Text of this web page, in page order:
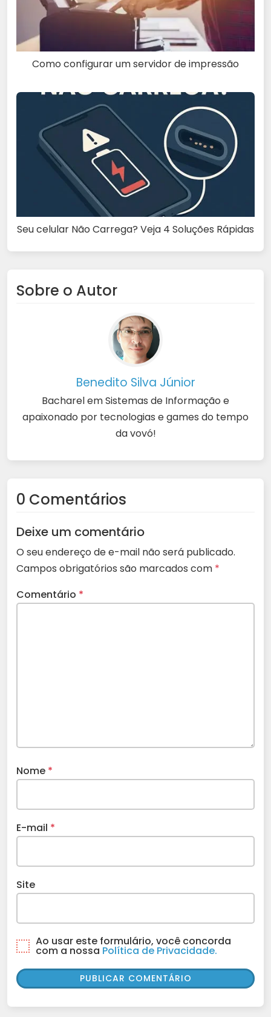
Como configurar um servidor de impressão
Seu celular Não Carrega? Veja 4 Soluções Rápidas
Sobre o Autor
Benedito Silva Júnior
Bacharel em Sistemas de Informação e
apaixonado por tecnologias e games do tempo
da vovó!
0 Comentários
Deixe um comentário
O seu endereço de e-mail não será publicado.
Campos obrigatórios são marcados com *
Comentário *
Nome *
E-mail *
Site
Ao usar este formulário, você concorda
com a nossa Política de Privacidade.